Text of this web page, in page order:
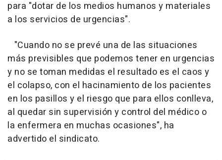
para "dotar de los medios humanos y materiales
a los servicios de urgencias".
"Cuando no se prevé una de las situaciones
más previsibles que podemos tener en urgencias
y no se toman medidas el resultado es el caos y
el colapso, con el hacinamiento de los pacientes
en los pasillos y el riesgo que para ellos conlleva,
al quedar sin supervisión y control del médico o
la enfermera en muchas ocasiones", ha
advertido el sindicato.